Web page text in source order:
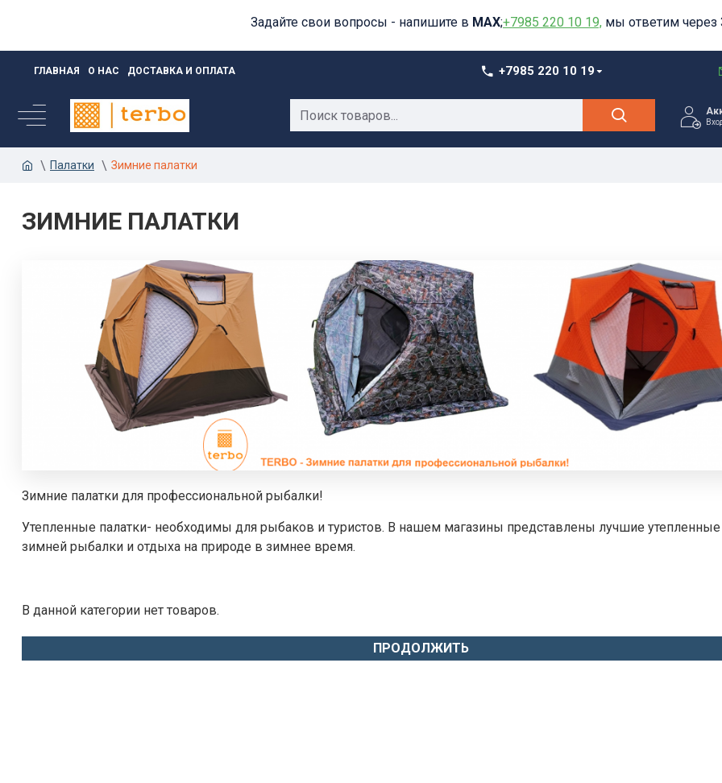
Задайте свои вопросы - напишите в MAX;+7985 220 10 19, мы ответим через
ГЛАВНАЯ О НАС ДОСТАВКА И ОПЛАТА +7985 220 10 19
Палатки Зимние палатки
ЗИМНИЕ ПАЛАТКИ
Зимние палатки для профессиональной рыбалки!
Утепленные палатки- необходимы для рыбаков и туристов. В нашем магазины представлены лучшие утепленные
зимней рыбалки и отдыха на природе в зимнее время.
В данной категории нет товаров.
ПРОДОЛЖИТЬ